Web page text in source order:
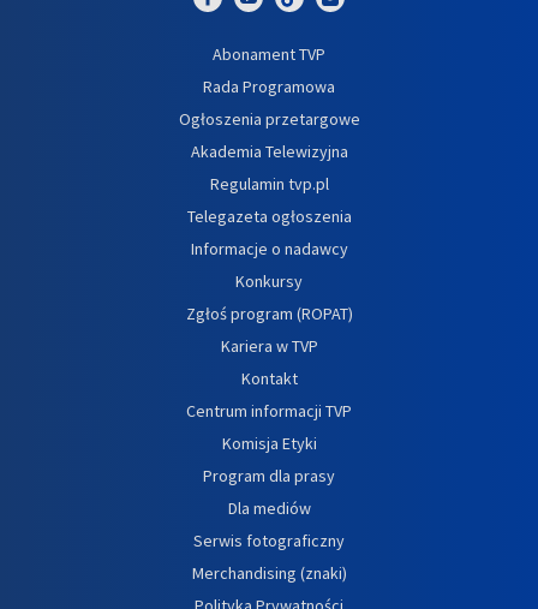
Abonament TVP
Rada Programowa
Ogłoszenia przetargowe
Akademia Telewizyjna
Regulamin tvp.pl
Telegazeta ogłoszenia
Informacje o nadawcy
Konkursy
Zgłoś program (ROPAT)
Kariera w TVP
Kontakt
Centrum informacji TVP
Komisja Etyki
Program dla prasy
Dla mediów
Serwis fotograficzny
Merchandising (znaki)